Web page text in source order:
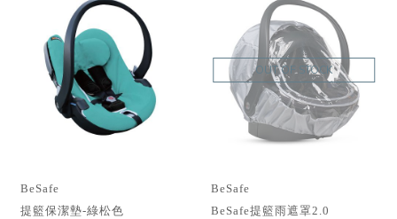
BeSafe
提籃保潔墊-綠松色
OUT OF STOCK
BeSafe
BeSafe提籃雨遮罩2.0